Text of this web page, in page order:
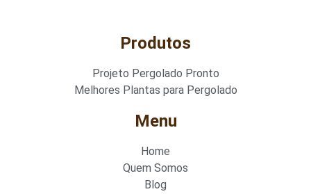
Produtos
Projeto Pergolado Pronto
Melhores Plantas para Pergolado
Menu
Home
Quem Somos
Blog